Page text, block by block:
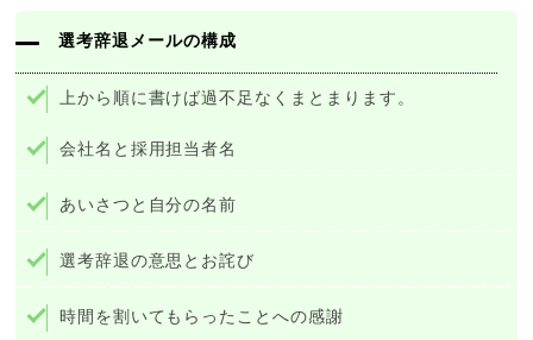
選考辞退メールの構成
上から順に書けば過不足なくまとまります。
会社名と採用担当者名
あいさつと自分の名前
選考辞退の意思とお詫び
時間を割いてもらったことへの感謝